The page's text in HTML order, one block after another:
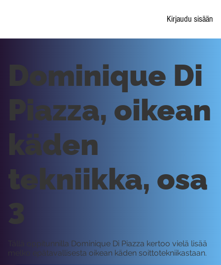
Kirjaudu sisään
Dominique Di
Piazza, oikean
käden
tekniikka, osa
3
Tällä oppitunnilla Dominique Di Piazza kertoo vielä lisää
melko epätavallisesta oikean käden soittotekniikastaan.